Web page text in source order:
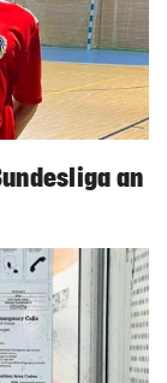
an